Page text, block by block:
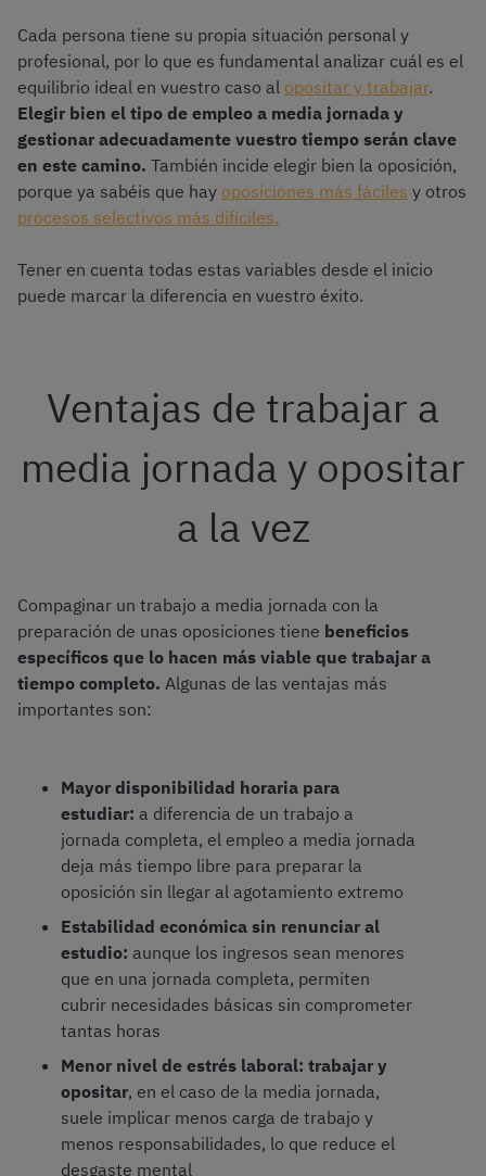
Cada persona tiene su propia situación personal y
profesional, por lo que es fundamental analizar cuál es el
equilibrio ideal en vuestro caso al opositar y trabajar.
Elegir bien el tipo de empleo a media jornada y
gestionar adecuadamente vuestro tiempo serán clave
en este camino. También incide elegir bien la oposición,
porque ya sabéis que hay oposiciones más fáciles y otros
procesos selectivos más difíciles.
Tener en cuenta todas estas variables desde el inicio
puede marcar la diferencia en vuestro éxito.
Ventajas de trabajar a
media jornada y opositar
a la vez
Compaginar un trabajo a media jornada con la
preparación de unas oposiciones tiene beneficios
específicos que lo hacen más viable que trabajar a
tiempo completo. Algunas de las ventajas más
importantes son:
Mayor disponibilidad horaria para
estudiar: a diferencia de un trabajo a
jornada completa, el empleo a media jornada
deja más tiempo libre para preparar la
oposición sin llegar al agotamiento extremo
Estabilidad económica sin renunciar al
estudio: aunque los ingresos sean menores
que en una jornada completa, permiten
cubrir necesidades básicas sin comprometer
tantas horas
Menor nivel de estrés laboral: trabajar y
opositar, en el caso de la media jornada,
suele implicar menos carga de trabajo y
menos responsabilidades, lo que reduce el
desgaste mental